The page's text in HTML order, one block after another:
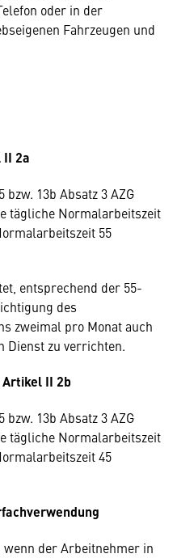
oder in der
Fahrzeugen und
2a
13b Absatz 3 AZG
tägliche Normalarbeitszeit
55
entsprechend der 55-
des
zweimal pro Monat auch
Dienst zu verrichten.
II 2b
13b Absatz 3 AZG
tägliche Normalarbeitszeit
45
der Arbeitnehmer in